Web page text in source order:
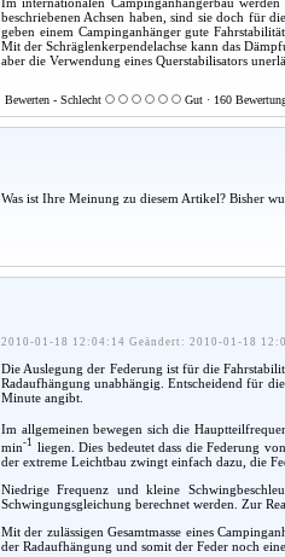
beschriebenen Achsen haben, sind sie doch für
geben einem Campinganhänger gute
Mit der Schräglenkerpendelachse kann das
aber die Verwendung eines Querstabilisators
Bewerten - Schlecht Gut · 160
Was ist Ihre Meinung zu diesem Artikel? Bisher
2010-01-18 12:04:14 Geändert: 2010-01-18
Die Auslegung der Federung ist für die
Radaufhängung unabhängig. Entscheidend für
Minute angibt.
Im allgemeinen bewegen sich die
min-1 liegen. Dies bedeutet dass die Federung
der extreme Leichtbau zwingt einfach dazu, die
Niedrige Frequenz und kleine
Schwingungsgleichung berechnet werden. Zur
Mit der zulässigen Gesamtmasse eines
der Radaufhängung und somit der Feder noch